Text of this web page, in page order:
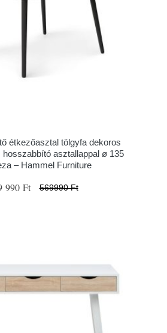
étkezőasztal tölgyfa dekoros
hosszabbító asztallappal ø 135
– Hammel Furniture
990 Ft 569990 Ft